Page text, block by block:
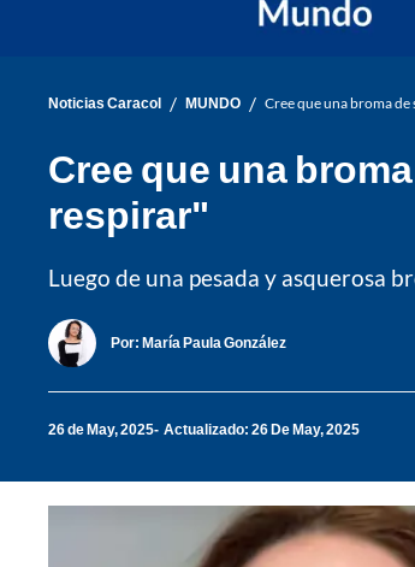
Noticias Caracol / MUNDO / Cree que una broma
Cree que una
respirar"
Luego de una pesada y asquerosa
Por: María Paula González
26 de May, 2025 Actualizado: 26 De May, 2025